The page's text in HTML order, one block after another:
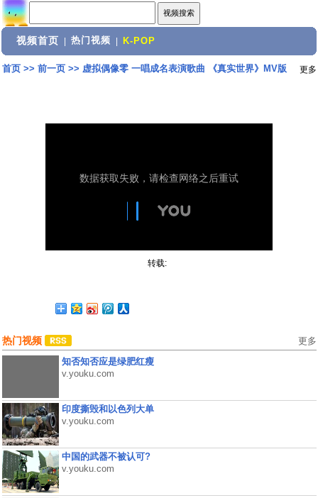
视频首页 热门视频 K-POP
首页>> 前一页>> 虚拟偶像零 一唱成名表演歌曲 《真实世界》MV版 更多
转载:
热门视频 更多
知否知否应是绿肥红瘦
v.youku.com
印度撕毁和以色列大单
v.youku.com
中国的武器不被认可?
v.youku.com